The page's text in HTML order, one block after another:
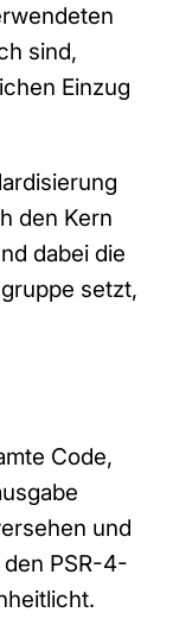
sind,
Einzug
den Kern
dabei die
setzt,
Code,
und
PSR-4-